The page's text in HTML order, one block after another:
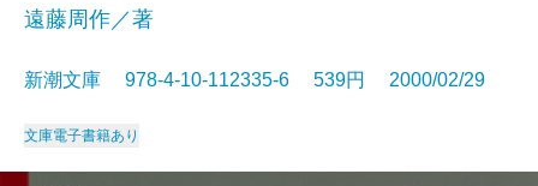
遠藤周作／著
新潮文庫 978-4-10-112335-6 539円 2000/02/29
文庫電子書籍あり